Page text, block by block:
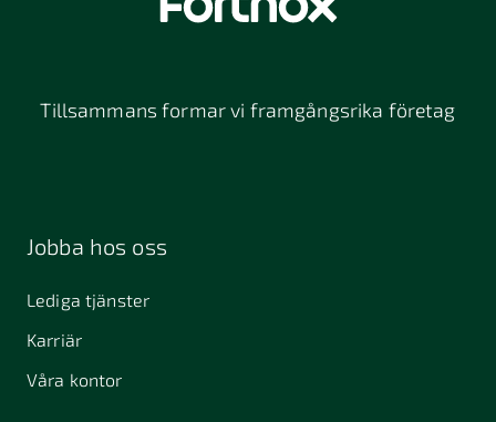
Tillsammans formar vi framgångsrika företag
Jobba hos oss
Lediga tjänster
Karriär
Våra kontor